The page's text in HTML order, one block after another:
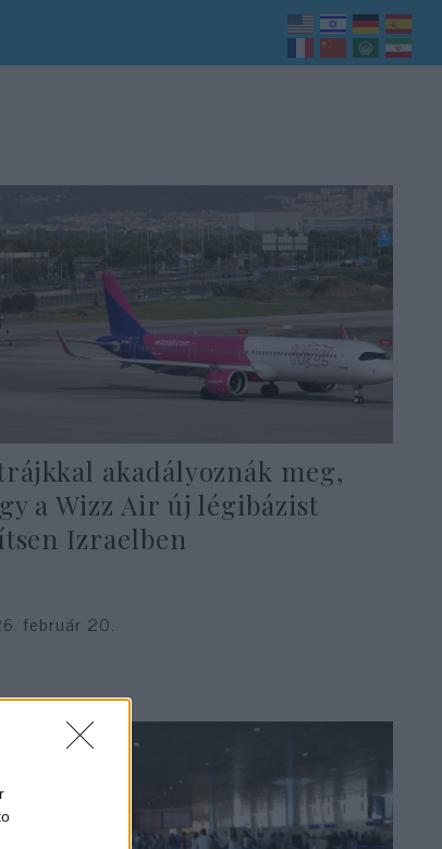
akadályoznák meg,
a Wizz Air új légibázist
Izraelben
február 20.